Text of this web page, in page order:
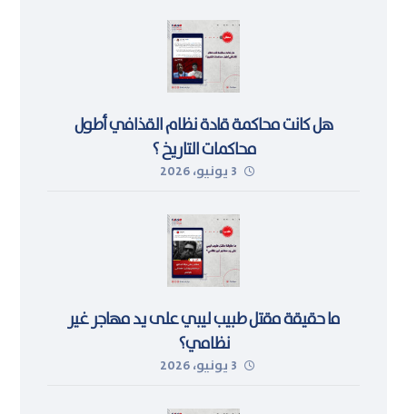
هل كانت محاكمة قادة نظام القذافي أطول
محاكمات التاريخ ؟
3 يونيو، 2026
ما حقيقة مقتل طبيب ليبي على يد مهاجر غير
نظامي؟
3 يونيو، 2026